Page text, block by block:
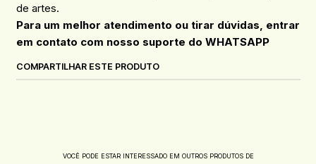
de artes.
Para um melhor atendimento ou tirar dúvidas, entrar
em contato com nosso suporte do WHATSAPP
COMPARTILHAR ESTE PRODUTO
VOCÊ PODE ESTAR INTERESSADO EM OUTROS PRODUTOS DE